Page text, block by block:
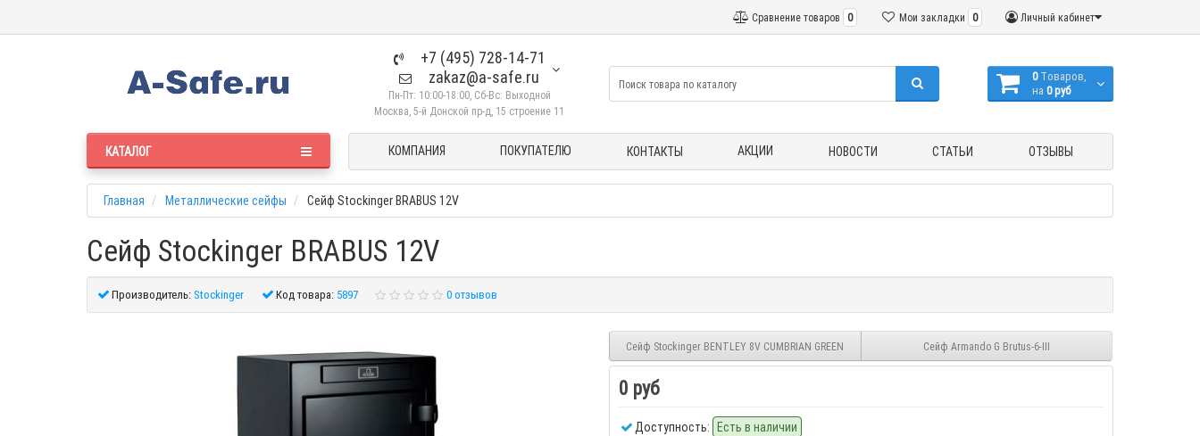
Личный кабинет
Мои закладки 0
Сравнение товаров 0
+7 (495) 728-14-71
zakaz@a-safe.ru
Пн-Пт: 10:00-18:00, Сб-Вс: Выходной
Москва, 5-й Донской пр-д, 15 строение 11
0 Tоваров,
на 0 руб
КАТАЛОГ КОМПАНИЯ ПОКУПАТЕЛЮ КОНТАКТЫ АКЦИИ НОВОСТИ СТАТЬИ ОТЗЫВЫ
Главная Металлические сейфы Сейф Stockinger BRABUS 12V
Сейф Stockinger BRABUS 12V
Производитель:Stockinger Код товара: 5897 0 отзывов
Сейф Stockinger BENTLEY 8V CUMBRIAN GREEN Сейф Armando G Brutus-6-III
0 руб
Доступность: Есть в наличии